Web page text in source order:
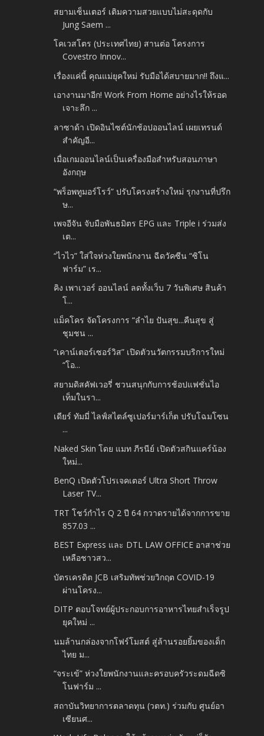
สยามเซ็นเตอร์ เติมความสวยแบบไม่สะดุดกับ
Jung Saem ...
โคเวสโตร (ประเทศไทย) สานต่อ โครงการ
Covestro Innov...
เรื่องแค่นี้ คุณแม่ยุคใหม่ รับมือได้สบายมาก!! ถึงแ...
เอางานมาอีก! Work From Home อย่างไรให้รอด
เจาะลึก ...
ลาซาด้า เปิดอินไซต์นักช้อปออนไลน์ เผยเทรนด์
สำคัญอี...
เมื่อเกมออนไลน์เป็นเครื่องมือสำหรับสอนภาษา
อังกฤษ
“พร็อพทูมอร์โรว์” ปรับโครงสร้างใหม่ รุกงานที่ปรึก
ษ...
เพจอีจัน จับมือพันธมิตร EPG และ Triple i ร่วมส่ง
เต...
“ไวไว” ใส่ใจห่วงใยพนักงาน ฉีดวัคซีน “ซิโน
ฟาร์ม” เร...
คิง เพาเวอร์ ออนไลน์ ลดทั้งเว็บ 7 วันพิเศษ สินค้า
โ...
แม็คโคร จัดโครงการ “ลำไย ปันสุข...คืนสุข สู่
ชุมชน ...
“เคาน์เตอร์เซอร์วิส” เปิดตัวนวัตกรรมบริการใหม่
“โอ...
สยามดิสคัฟเวอรี่ ชวนสนุกกับการช้อปแฟชั่นไอ
เท็มในรา...
เดียร์ ทัมมี่ ไลฟ์สไตล์ซูเปอร์มาร์เก็ต ปรับโฉมโซน
...
Naked Skin โดย แมท ภีรนีย์ เปิดตัวสกินแคร์น้อง
ใหม่...
BenQ เปิดตัวโปรเจคเตอร์ Ultra Short Throw
Laser TV...
TRT โชว์กำไร Q 2 ปี 64 กวาดรายได้จากการขาย
857.03 ...
BEST Express และ DTL LAW OFFICE อาสาช่วย
เหลือชาวสว...
บัตรเครดิต JCB เสริมทัพช่วยวิกฤต COVID-19
ผ่านโครง...
DITP ตอบโจทย์ผู้ประกอบการอาหารไทยสำเร็จรูป
ยุคใหม่ ...
นมล้านกล่องจากโฟร์โมสต์ สู่ล้านรอยยิ้มของเด็ก
ไทย ม...
“จระเข้” ห่วงใยพนักงานและครอบครัวระดมฉีดซิ
โนฟาร์ม ...
สถาบันวิทยาการตลาดทุน (วตท.) ร่วมกับ ศูนย์อา
เซียนศ...